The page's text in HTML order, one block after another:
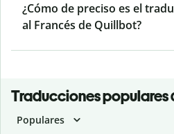
¿Cómo de preciso es el
al Francés de Quillbot?
Traducciones populares
Populares